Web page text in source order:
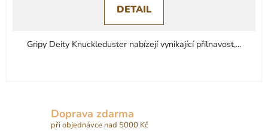
0,0
z
DETAIL
Gripy Deity Knuckleduster nabízejí vynikající přilnavost,...
Doprava zdarma
při objednávce nad 5000 Kč